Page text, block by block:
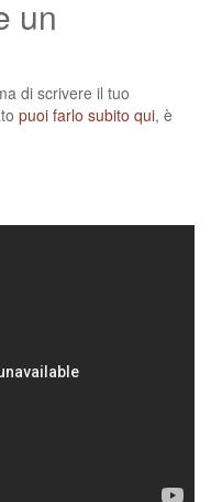
un
di scrivere il tuo
puoi farlo subito qui, è